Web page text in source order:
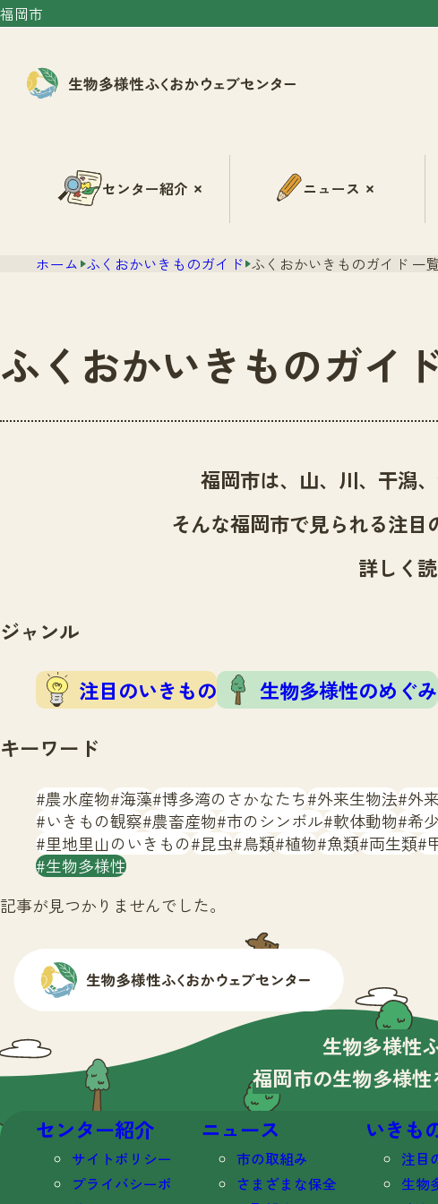
福岡市
センター紹介 ニュース
ホーム ふくおかいきものガイド ふくおかいきものガイド 一
ふくおかいきものガイ
福岡市は、山、川、干潟
そんな福岡市で見られる注
詳しく
ジャンル
注目のいきもの 生物多様性のめぐみ
キーワード
農水産物 海藻 博多湾のさかなたち 外来生物法 外
いきもの観察 農畜産物 市のシンボル 軟体動物 希
里地里山のいきもの 昆虫 鳥類 植物 魚類 両生類
生物多様性
記事が見つかりませんでした。
生物多様性
福岡市の生物多様
センター紹介
サイトポリシー
プライバシーポ
ニュース
市の取組み
さまざまな保全
いきも
注目
生物